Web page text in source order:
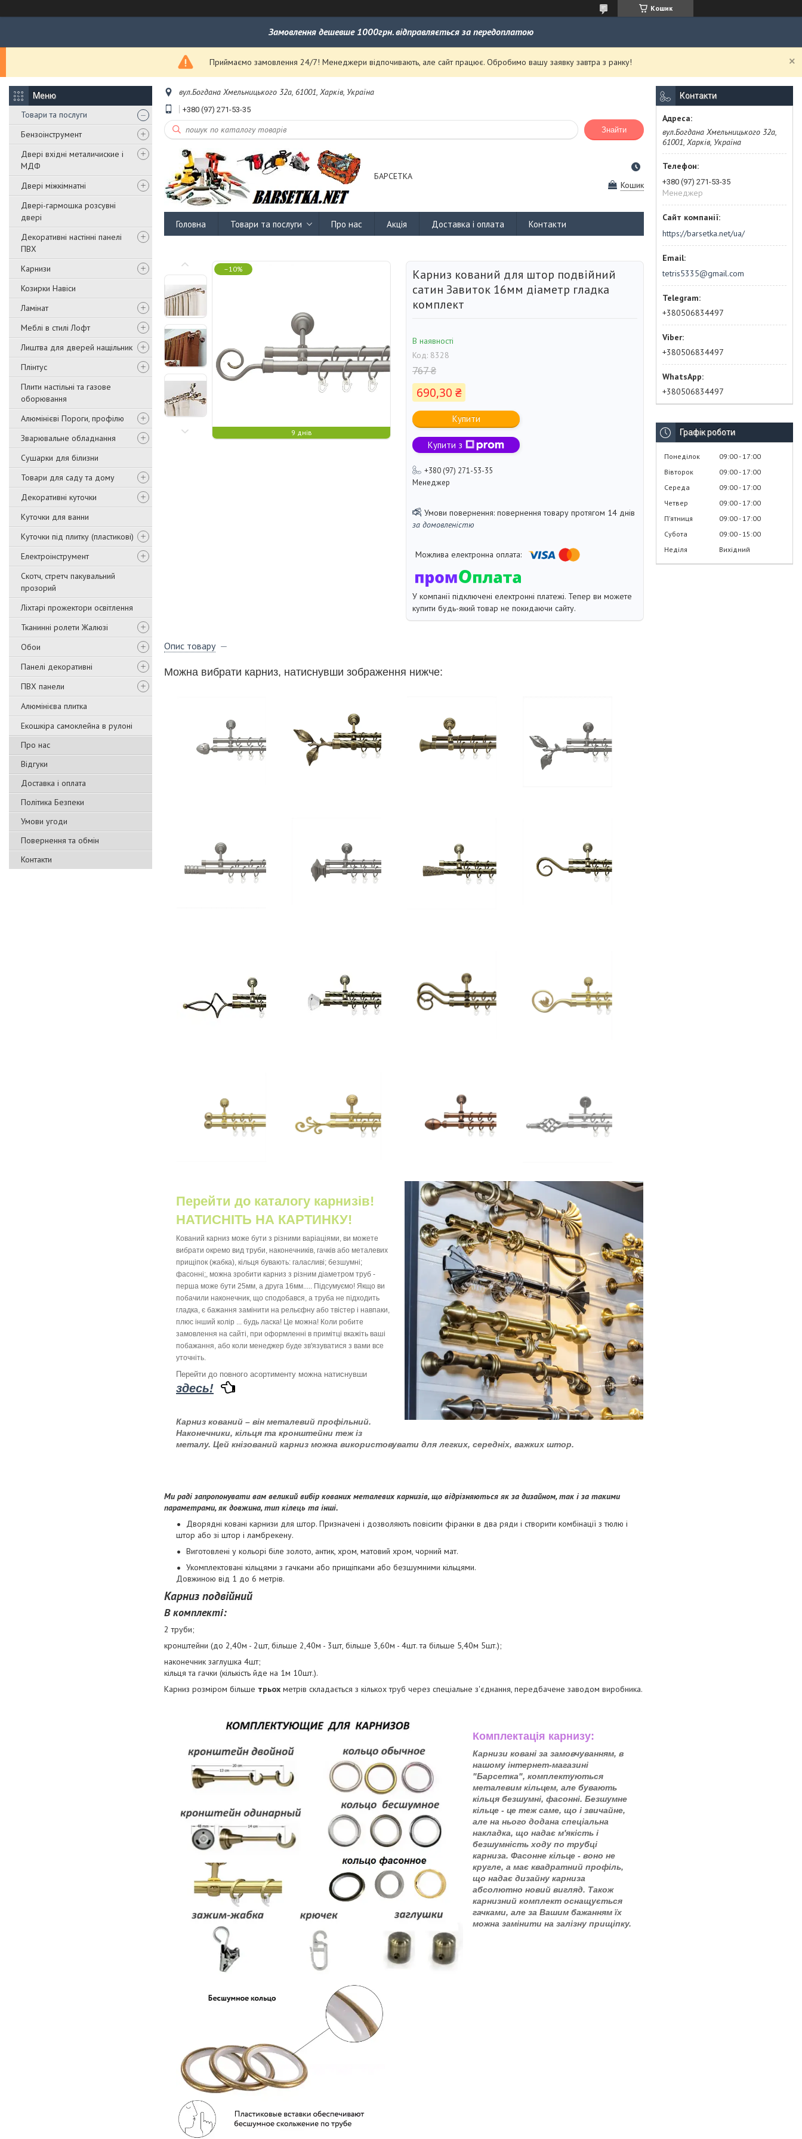
Кошик
Замовлення дешевше 1000грн. відправляється за передоплатою
Приймаємо замовлення 24/7! Менеджери відпочивають, але сайт працює. Обробимо вашу заявку завтра з ранку!
Товари та послуги
Бензоінструмент
Двері вхідні металичиские і
МДФ
Двері міжкімнатні
Двері-гармошка розсувні
двері
Декоративні настінні панелі
ПВХ
Карнизи
Козирки Навіси
Ламінат
Меблі в стилі Лофт
Лиштва для дверей нащільник
Плінтус
Плити настільні та газове
оборювання
Алюмінієві Пороги, профілю
Зварювальне обладнання
Сушарки для білизни
Товари для саду та дому
Декоративні куточки
Куточки для ванни
Куточки під плитку (пластикові)
Електроінструмент
Скотч, стретч пакувальний
прозорий
Ліхтарі прожектори освітлення
Тканинні ролети Жалюзі
Обои
Панелі декоративні
ПВХ панели
Алюмінієва плитка
Екошкіра самоклейна в рулоні
Про нас
Відгуки
Доставка і оплата
Політика Безпеки
Умови угоди
Повернення та обмін
Контакти
вул.Богдана Хмельницького 32а, 61001, Харків, Україна
+380 (97) 271-53-35
Знайти
БАРСЕТКА
Кошик
Головна Товари та послуги Про нас Акція Доставка і оплата Контакти
–10%
9 днів
Карниз кований для штор подвійний
сатин Завиток 16мм діаметр гладка
комплект
В наявності
Код: 8328
767 ₴
690,30 ₴
Купити
Купити з
+380 (97) 271-53-35
Менеджер
повернення товару протягом 14 днів
за домовленістю
У компанії підключені електронні платежі. Тепер ви можете
купити будь-який товар не покидаючи сайту.
Опис товару
Можна вибрати карниз, натиснувши зображення нижче:
Перейти до каталогу карнизів!
НАТИСНІТЬ НА КАРТИНКУ!
Кований карниз може бути з різними варіаціями, ви можете
вибрати окремо вид труби, наконечників, гачків або металевих
прищіпок (жабка), кільця бувають: галасливі; безшумні;
фасонні;, можна зробити карниз з різним діаметром труб -
перша може бути 25мм, а друга 16мм..... Підсумуємо! Якщо ви
побачили наконечник, що сподобався, а труба не підходить
гладка, є бажання замінити на рельєфну або твістер і навпаки,
плюс інший колір ... будь ласка! Це можна! Коли робите
замовлення на сайті, при оформленні в примітці вкажіть ваші
побажання, або коли менеджер буде зв'язуватися з вами все
уточніть.
Перейти до повного асортименту можна натиснувши
здесь!
Карниз кований – він металевий профільний.
Наконечники, кільця та кронштейни теж із
металу. Цей кнізований карниз можна використовувати для легких, середніх, важких штор.
Ми раді запропонувати вам великий вибір кованих металевих карнизів, що відрізняються як за дизайном, так і за такими
параметрами, як довжина, тип кілець та інші.
Дворядні ковані карнизи для штор. Призначені і дозволяють повісити фіранки в два ряди і створити комбінації з тюлю і
штор або зі штор і ламбрекену.
Виготовлені у кольорі біле золото, антик, хром, матовий хром, чорний мат.
Укомплектовані кільцями з гачками або прищіпками або безшумними кільцями.
Довжиною від 1 до 6 метрів.
Карниз подвійний
В комплекті:
2 труби;
кронштейни (до 2,40м - 2шт, більше 2,40м - 3шт, більше 3,60м - 4шт. та більше 5,40м 5шт.);
наконечник заглушка 4шт;
кільця та гачки (кількість йде на 1м 10шт.).
Карниз розміром більше трьох метрів складається з кількох труб через спеціальне з'єднання, передбачене заводом виробника.
Комплектацiя карнизу:
Карнизи ковані за замовчуванням, в
нашому інтернет-магазині
"Барсетка", комплектуються
металевим кільцем, але бувають
кільця безшумні, фасонні. Безшумне
кільце - це теж саме, що і звичайне,
але на нього додана спеціальна
накладка, що надає м'якість і
безшумність ходу по трубці
карниза. Фасонне кільце - воно не
кругле, а має квадратний профіль,
що надає дизайну карниза
абсолютно новий вигляд. Також
карнизний комплект оснащується
гачками, але за Вашим бажанням їх
можна замінити на залізну прищіпку.
Контакти
вул.Богдана Хмельницького 32а,
61001, Харків, Україна
+380 (97) 271-53-35
Менеджер
https://barsetka.net/ua/
tetris5335@gmail.com
+380506834497
+380506834497
+380506834497
Графік роботи
Понеділок 09:00 17:00
Вівторок
09:00 17:00
Середа
09:00 17:00
Четвер
09:00 17:00
Пʼятниця
09:00 17:00
Субота
09:00 15:00
Неділя
Вихідний